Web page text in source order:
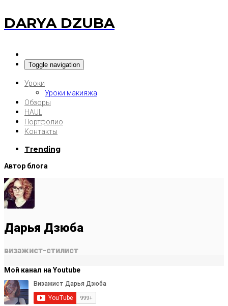
DARYA DZUBA
Toggle navigation
Уроки
Уроки макияжа
Обзоры
HAUL
Портфолио
Контакты
Trending
Автор блога
Дарья Дзюба
визажист-стилист
Мой канал на Youtube